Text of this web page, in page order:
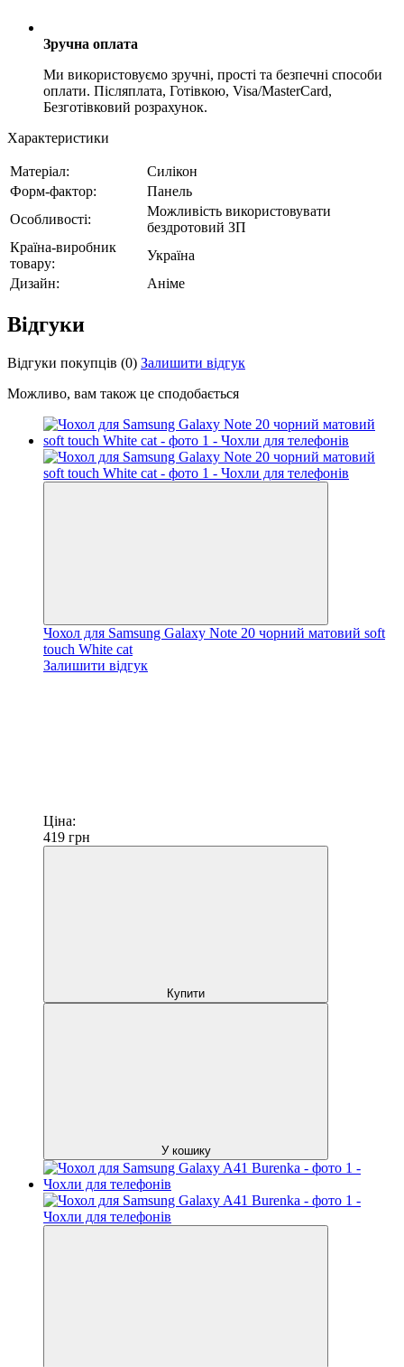
Зручна оплата
Ми використовуємо зручні, прості та безпечні способи
оплати. Післяплата, Готівкою, Visa/MasterCard,
Безготівковий розрахунок.
Характеристики
Матеріал:
Силікон
Форм-фактор:
Панель
Особливості:
Можливість використовувати
бездротовий ЗП
Країна-виробник
товару:
Україна
Дизайн:
Аніме
Відгуки
Відгуки покупців (0) Залишити відгук
Можливо, вам також це сподобається
Чохол для Samsung Galaxy Note 20 чорний матовий soft
touch White cat
Залишити відгук
Ціна:
419 грн
Купити
У кошику